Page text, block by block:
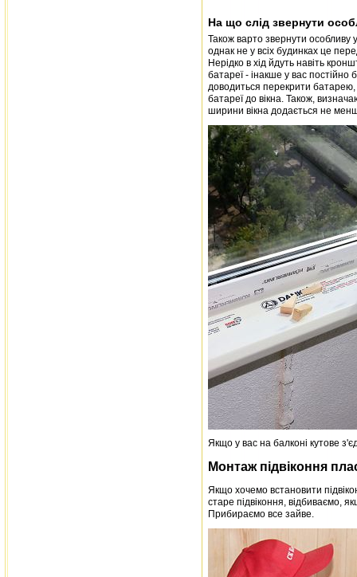
На що слід звернути
Також варто звернути особливу
однак не у всіх будинках це
Нерідко в хід йдуть навіть
батареї - інакше у вас постійно
доводиться перекрити батарею,
батареї до вікна. Також,
ширини вікна додається не
Якщо у вас на балконі кутове
Монтаж підвіконня
Якщо хочемо встановити
старе підвіконня, відбиваємо,
Прибираємо все зайве.